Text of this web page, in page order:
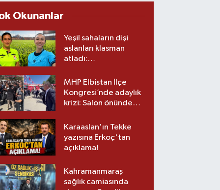
Okunanlar
Yeşil sahaların dişi
aslanları klasman
atladı:
üst lige iki transfer!
MHP Elbistan İlçe
Kongresi’nde adaylık
krizi: Salon önünde
Karaaslan'ın Tekke
yazısına Erkoç'tan
açıklama!
Kahramanmaraş
sağlık camiasında